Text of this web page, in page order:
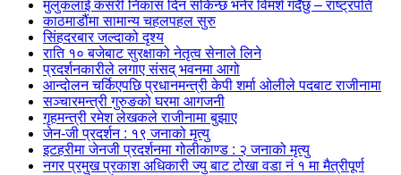
मुलुकलाई कसरी निकास दिन सकिन्छ भनेर विमर्श गर्दैछु – राष्ट्रपति
काठमाडौंमा सामान्य चहलपहल सुरु
सिंहदरबार जल्दाको दृश्य
राति १० बजेबाट सुरक्षाको नेतृत्व सेनाले लिने
प्रदर्शनकारीले लगाए संसद् भवनमा आगो
आन्दोलन चर्किएपछि प्रधानमन्त्री केपी शर्मा ओलीले पदबाट ‍राजीनामा
सञ्चारमन्त्री गुरुङको घरमा आगजनी
गृहमन्त्री रमेश लेखकले राजीनामा बुझाए
जेन-जी प्रदर्शन : १९ जनाको मृत्यु
इटहरीमा जेनजी प्रदर्शनमा गोलीकाण्ड : २ जनाको मृत्यु
नगर प्रमुख प्रकाश अधिकारी ज्यु बाट टोखा वडा नं १ मा मैत्रीपूर्ण